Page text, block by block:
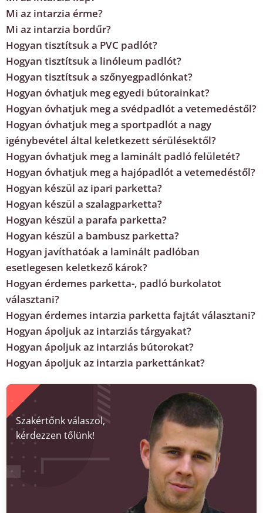
Mi az intarzia érme?
Mi az intarzia bordűr?
Hogyan tisztítsuk a PVC padlót?
Hogyan tisztítsuk a linóleum padlót?
Hogyan tisztítsuk a szőnyegpadlónkat?
Hogyan óvhatjuk meg egyedi bútorainkat?
Hogyan óvhatjuk meg a svédpadlót a vetemedéstől?
Hogyan óvhatjuk meg a sportpadlót a nagy
igénybevétel által keletkezett sérülésektől?
Hogyan óvhatjuk meg a laminált padló felületét?
Hogyan óvhatjuk meg a hajópadlót a vetemedéstől?
Hogyan készül az ipari parketta?
Hogyan készül a szalagparketta?
Hogyan készül a parafa parketta?
Hogyan készül a bambusz parketta?
Hogyan javíthatóak a laminált padlóban
esetlegesen keletkező károk?
Hogyan érdemes parketta-, padló burkolatot
választani?
Hogyan érdemes intarzia parketta fajtát választani?
Hogyan ápoljuk az intarziás tárgyakat?
Hogyan ápoljuk az intarziás bútorokat?
Hogyan ápoljuk az intarzia parkettánkat?
Szakértőnk válaszol,
kérdezzen tőlünk!